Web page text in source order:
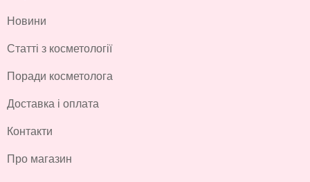
Новини
Статті з косметології
Поради косметолога
Доставка і оплата
Контакти
Про магазин